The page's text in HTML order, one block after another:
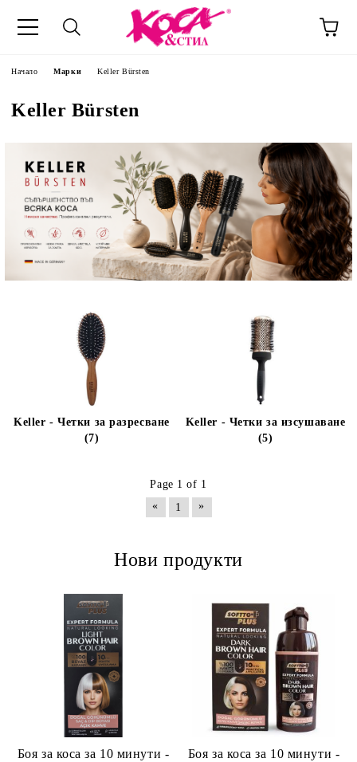
Начало Марки Keller Bürsten
Keller Bürsten
Keller - Четки за разресване
(7)
Keller - Четки за изсушаване
(5)
Page 1 of 1
«
1 »
Нови продукти
Боя за коса за 10 минути -
Боя за коса за 10 минути -